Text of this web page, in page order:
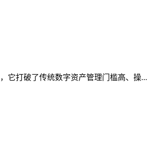
它打破了传统数字资产管理门槛高、操...